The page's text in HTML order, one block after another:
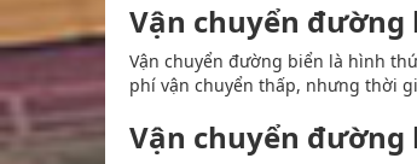
Vận chuyển đường
Vận chuyển đường biển là hình
phí vận chuyển thấp, nhưng thời
Vận chuyển đường